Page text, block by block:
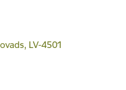
LV-4501